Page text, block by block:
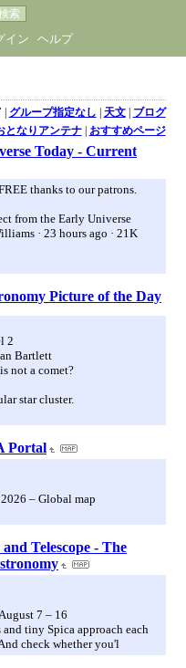
イン ヘルプ
| グループ指定なし | 天文| ブログ
となりアンテナ| おすすめページ
Today - Current
thanks to our patrons.
from the Early Universe
· 23 hours ago · 21K
Picture of the Day
2
Bartlett
not a comet?
star cluster.
Portal
– Global map
Telescope - The
7 – 16
tiny Spica approach each
check whether you'l